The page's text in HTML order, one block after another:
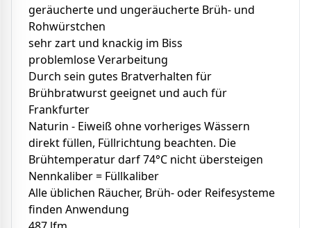
geräucherte und ungeräucherte Brüh- und
Rohwürstchen
sehr zart und knackig im Biss
problemlose Verarbeitung
Durch sein gutes Bratverhalten für
Brühbratwurst geeignet und auch für
Frankfurter
Naturin - Eiweiß ohne vorheriges Wässern
direkt füllen, Füllrichtung beachten. Die
Brühtemperatur darf 74°C nicht übersteigen
Nennkaliber = Füllkaliber
Alle üblichen Räucher, Brüh- oder Reifesysteme
finden Anwendung